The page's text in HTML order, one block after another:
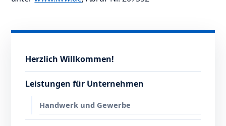
Herzlich Willkommen!
Leistungen für Unternehmen
Handwerk und Gewerbe